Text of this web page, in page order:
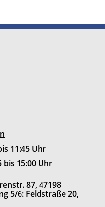
11:45 Uhr
bis 15:00 Uhr
87, 47198
5/6: Feldstraße 20,